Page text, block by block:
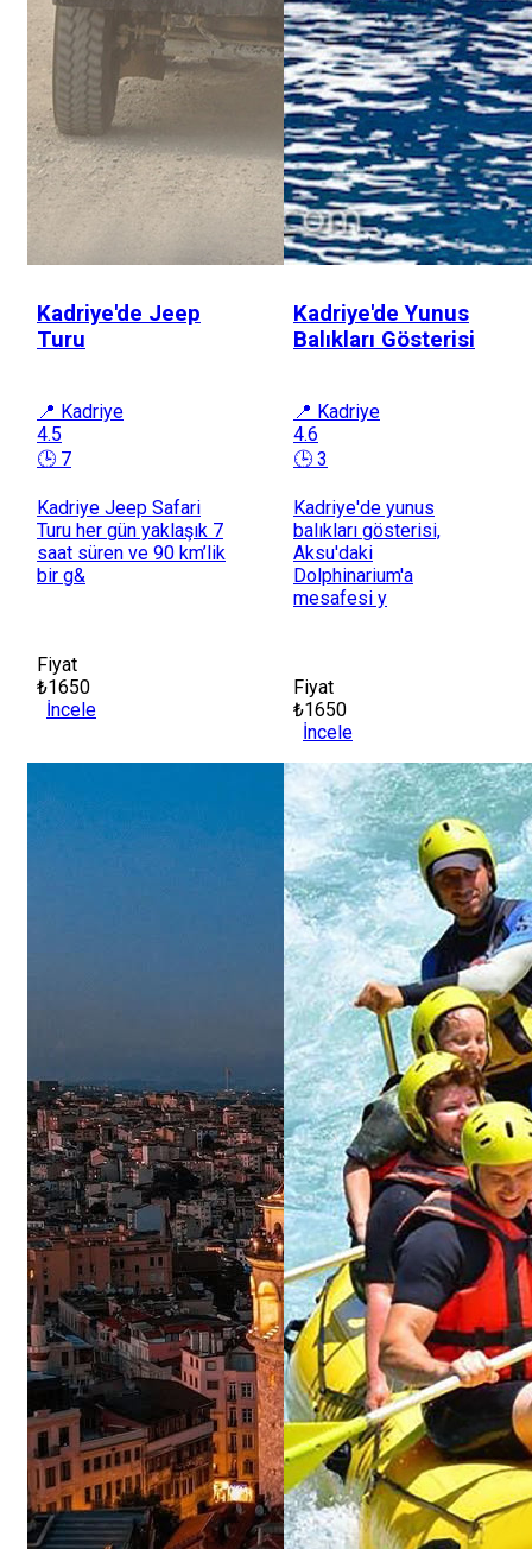
Kadriye'de Jeep
Turu
📍 Kadriye
4.5
🕒 7
Kadriye Jeep Safari
Turu her gün yaklaşık 7
saat süren ve 90 km’lik
bir g&
Fiyat
₺1650
İncele
Kadriye'de Yunus
Balıkları Gösterisi
📍 Kadriye
4.6
🕒 3
Kadriye'de yunus
balıkları gösterisi,
Aksu'daki
Dolphinarium'a
mesafesi y
Fiyat
₺1650
İncele